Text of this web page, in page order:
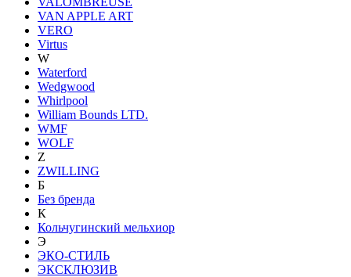
VAN APPLE ART
VERO
Virtus
W
Waterford
Wedgwood
Whirlpool
William Bounds LTD.
WMF
WOLF
Z
ZWILLING
Б
Без бренда
К
Кольчугинский мельхиор
Э
ЭКО-СТИЛЬ
ЭКСКЛЮЗИВ